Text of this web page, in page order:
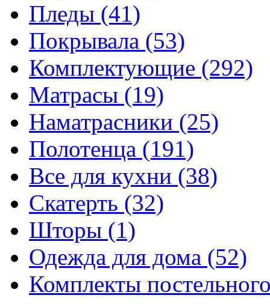
Пледы (41)
Покрывала (53)
Комплектующие (292)
Матрасы (19)
Наматрасники (25)
Полотенца (191)
Все для кухни (38)
Скатерть (32)
Шторы (1)
Одежда для дома (52)
Комплекты